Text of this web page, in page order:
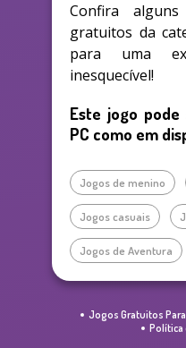
Confira
gratuitos da
para uma
inesquecível!
Este jogo
PC como em
Jogos de menino
Jogos casuais
Jogos de Aventura
Jogos Gratuitos
Política